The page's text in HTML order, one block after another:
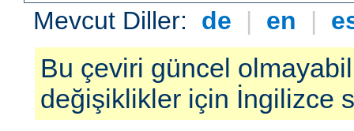
Mevcut Diller: de | en |
Bu çeviri güncel
değişiklikler için İngilizce